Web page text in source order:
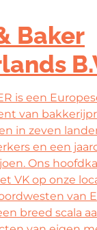
Baker
is een
van
in zeven
en een
Ons
VK op onze
van
breed scala